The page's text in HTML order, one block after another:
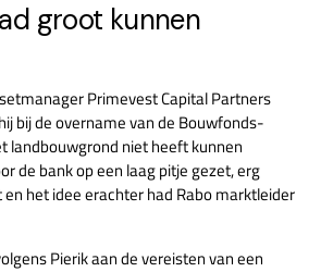
groot kunnen
Primevest Capital Partners
bij de overname van de Bouwfonds-
landbouwgrond niet heeft kunnen
de bank op een laag pitje gezet, erg
het idee erachter had Rabo marktleider
Pierik aan de vereisten van een